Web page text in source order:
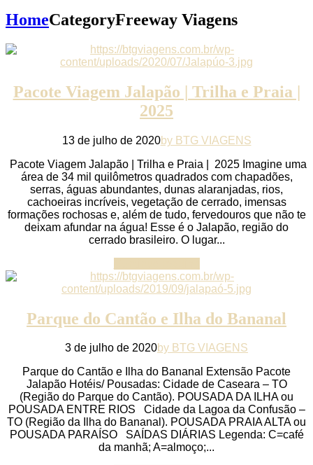
HomeCategoryFreeway Viagens
Pacote Viagem Jalapão | Trilha e Praia |
2025
13 de julho de 2020by BTG VIAGENS
Pacote Viagem Jalapão | Trilha e Praia | 2025 Imagine uma
área de 34 mil quilômetros quadrados com chapadões,
serras, águas abundantes, dunas alaranjadas, rios,
cachoeiras incríveis, vegetação de cerrado, imensas
formações rochosas e, além de tudo, fervedouros que não te
deixam afundar na água! Esse é o Jalapão, região do
cerrado brasileiro. O lugar...
Parque do Cantão e Ilha do Bananal
3 de julho de 2020by BTG VIAGENS
Parque do Cantão e Ilha do Bananal Extensão Pacote
Jalapão Hotéis/ Pousadas: Cidade de Caseara – TO
(Região do Parque do Cantão). POUSADA DA ILHA ou
POUSADA ENTRE RIOS Cidade da Lagoa da Confusão –
TO (Região da Ilha do Bananal). POUSADA PRAIA ALTA ou
POUSADA PARAÍSO SAÍDAS DIÁRIAS Legenda: C=café
da manhã; A=almoço;...